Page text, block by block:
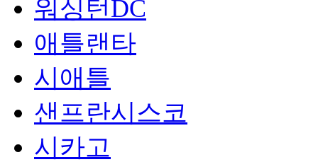
워싱턴DC
애틀랜타
시애틀
샌프란시스코
시카고